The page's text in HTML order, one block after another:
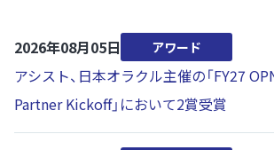
2026年08月05日 アワード
アシスト、日本オラクル主催の「FY27
Partner Kickoff」において2賞受賞